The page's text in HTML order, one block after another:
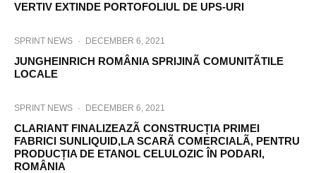
VERTIV EXTINDE PORTOFOLIUL DE UPS-URI
SPRINT NEWS · DECEMBER 6, 2021
JUNGHEINRICH ROMÂNIA SPRIJINÃ COMUNITÃTILE
LOCALE
SPRINT NEWS · DECEMBER 6, 2021
CLARIANT FINALIZEAZÃ CONSTRUCȚIA PRIMEI
FABRICI SUNLIQUID,LA SCARÃ COMERCIALÃ, PENTRU
PRODUCȚIA DE ETANOL CELULOZIC ÎN PODARI,
ROMÂNIA